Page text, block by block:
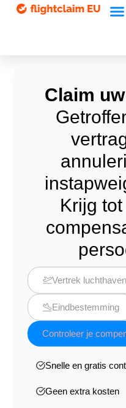
Claim
Krijg
Vertrek luchthaven
Eindbestemming
Controleer je
Snelle en gratis
Geen extra kosten